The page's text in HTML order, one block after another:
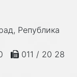
Република
011 / 20 28